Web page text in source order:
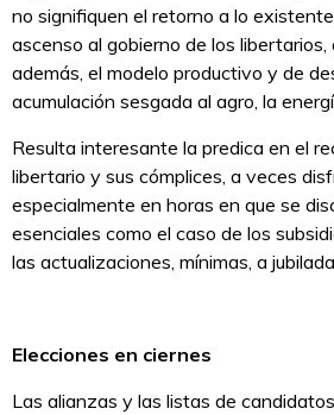
no signifiquen el retorno a lo
ascenso al gobierno de los libertarios,
además, el modelo productivo y de
acumulación sesgada al agro, la
Resulta interesante la predica en el
libertario y sus cómplices, a veces
especialmente en horas en que se
esenciales como el caso de los
las actualizaciones, mínimas, a
Elecciones en ciernes
Las alianzas y las listas de